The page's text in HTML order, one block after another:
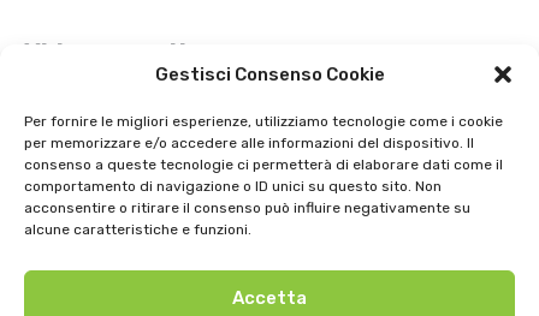
Gestisci Consenso Cookie
Per fornire le migliori esperienze, utilizziamo tecnologie come i cookie
per memorizzare e/o accedere alle informazioni del dispositivo. Il
consenso a queste tecnologie ci permetterà di elaborare dati come il
comportamento di navigazione o ID unici su questo sito. Non
acconsentire o ritirare il consenso può influire negativamente su
alcune caratteristiche e funzioni.
Accetta
Video recenti
Intervista a Gian Antonio Stella su “L’orda” di Luigi Bardelli 2002
Festa dell’ Unità PDS: interviste 1991